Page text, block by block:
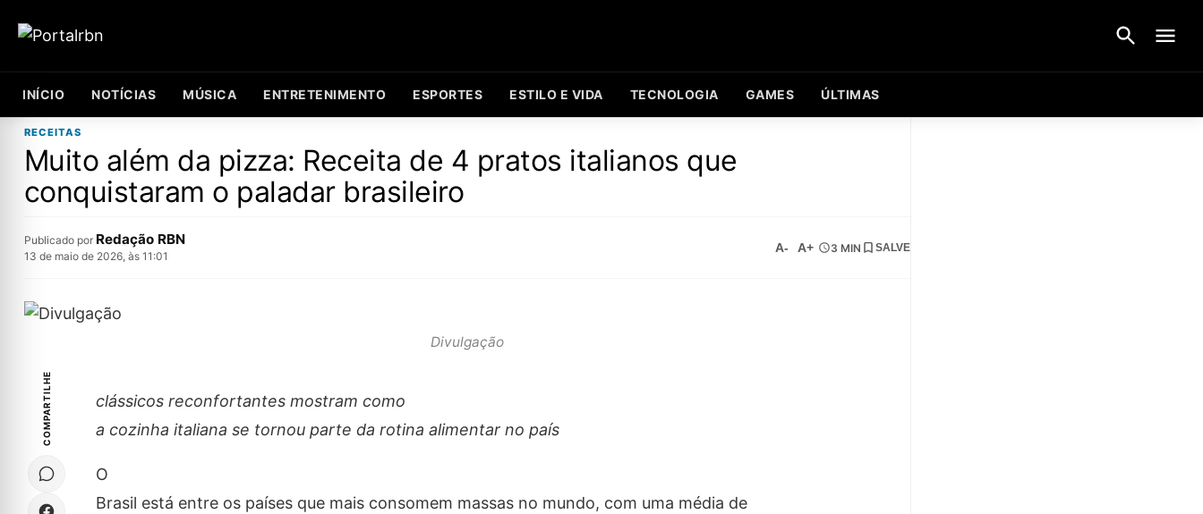
INÍCIO NOTÍCIAS MÚSICA ENTRETENIMENTO ESPORTES ESTILO E VIDA TECNOLOGIA GAMES ÚLTIMAS
RECEITAS
Muito além da pizza: Receita de 4 pratos italianos que
conquistaram o paladar brasileiro
Publicado por Redação RBN
13 de maio de 2026, às 11:01
A- A+ 3 MIN SALVE
Divulgação
COMPARTILHE
clássicos reconfortantes mostram como
a cozinha italiana se tornou parte da rotina alimentar no país
O
Brasil está entre os países que mais consomem massas no mundo, com uma média de